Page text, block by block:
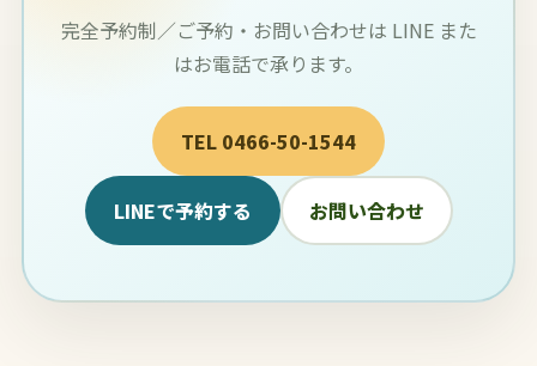
完全予約制／ご予約・お問い合わせは LINE また
はお電話で承ります。
TEL 0466-50-1544
LINEで予約する お問い合わせ